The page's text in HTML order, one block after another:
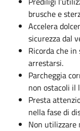
brusche e
Accelera
sicurezza dal
Ricorda che
arrestarsi.
Parcheggia
non ostacoli il
Presta
nella fase di
Non utilizzare